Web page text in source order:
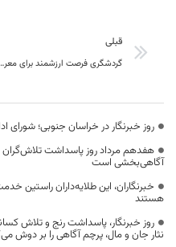
قبلی
گردشگری فرصت ارزشمند برای معرفی فرهنگ‌ها و آداب و رسوم مناطق
روز خبرنگار در خراسان جنوبی؛ شورای
هفدهم مرداد روز پاسداشت تلاش‌گران
آگاهی‌بخشی است
خبرنگاران، این طلایه‌داران راستین
هستند
روز خبرنگار، پاسداشت رنج و تلاش
نثار جان و مال، پرچم آگاهی را بر دوش